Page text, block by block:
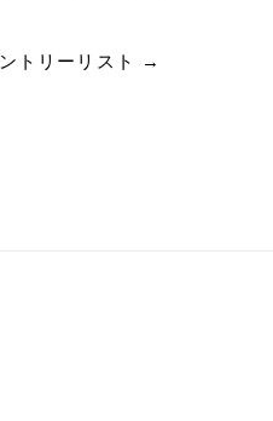
トリーリスト →